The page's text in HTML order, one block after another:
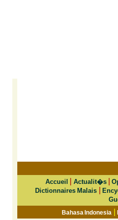
Accueil Actualit�s|
Dictionnaires Malais |
Bahasa Indonesia |